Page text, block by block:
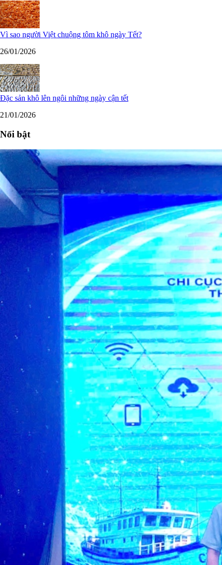
Vì sao người Việt chuộng tôm khô ngày Tết?
26/01/2026
Đặc sản khô lên ngôi những ngày cận tết
21/01/2026
Nổi bật